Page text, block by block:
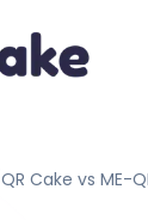
QR Cake vs ME-